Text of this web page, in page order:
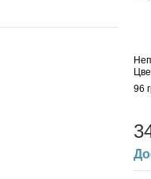
96